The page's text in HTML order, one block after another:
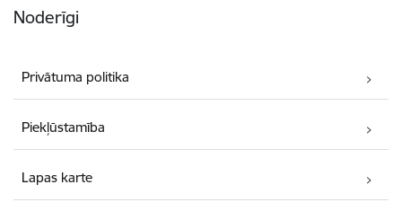
Noderīgi
Privātuma politika
Piekļūstamība
Lapas karte